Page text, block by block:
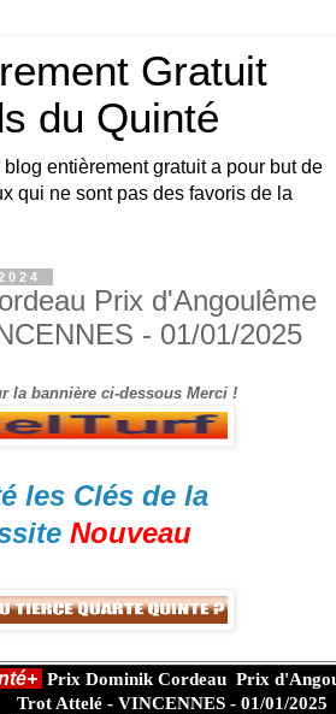
Gratuit
du Quinté
entièrement gratuit a pour but de
qui ne sont pas des favoris de la
Prix d'Angoulême
- 01/01/2025
la bannière ci-dessous Merci !
les Clés de la
Nouveau
Prix Dominik Cordeau Prix
Trot Attelé - VINCENNES - 01/01/2025